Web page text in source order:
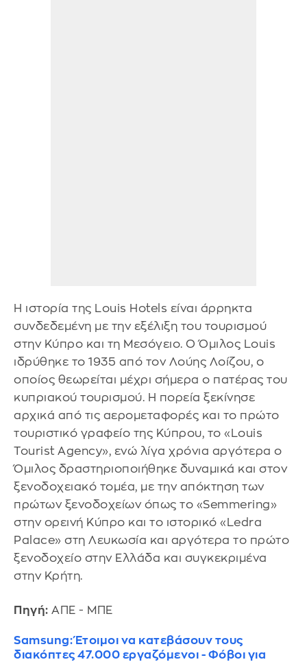
Η ιστορία της Louis Hotels είναι άρρηκτα
συνδεδεμένη με την εξέλιξη του τουρισμού
στην Κύπρο και τη Μεσόγειο. Ο Όμιλος Louis
ιδρύθηκε το 1935 από τον Λούης Λοίζου, ο
οποίος θεωρείται μέχρι σήμερα ο πατέρας του
κυπριακού τουρισμού. Η πορεία ξεκίνησε
αρχικά από τις αερομεταφορές και το πρώτο
τουριστικό γραφείο της Κύπρου, το «Louis
Tourist Agency», ενώ λίγα χρόνια αργότερα ο
Όμιλος δραστηριοποιήθηκε δυναμικά και στον
ξενοδοχειακό τομέα, με την απόκτηση των
πρώτων ξενοδοχείων όπως το «Semmering»
στην ορεινή Κύπρο και το ιστορικό «Ledra
Palace» στη Λευκωσία και αργότερα το πρώτο
ξενοδοχείο στην Ελλάδα και συγκεκριμένα
στην Κρήτη.
Πηγή: ΑΠΕ - ΜΠΕ
Samsung: Έτοιμοι να κατεβάσουν τους
διακόπτες 47.000 εργαζόμενοι - Φόβοι για